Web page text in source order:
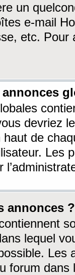
un
e-mail
etc. Pour
devriez
haut de
Les
annonces ?
lequel
Les
forum dans